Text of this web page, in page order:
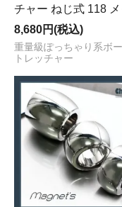
チャー ねじ式 118
8,680円(税込)
重量級ぽっちゃり系ボ
トレッチャー